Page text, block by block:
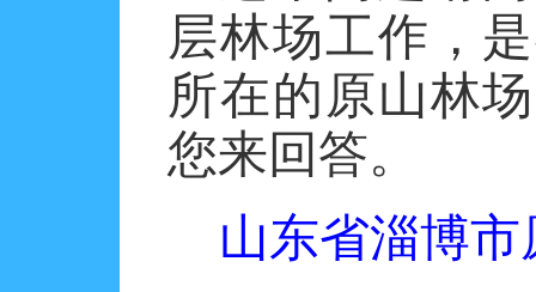
层林场工作，
所在的原山林
您来回答。
山东省淄博